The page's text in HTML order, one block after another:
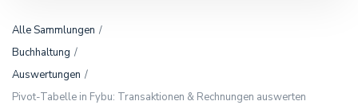
Alle Sammlungen
Buchhaltung
Auswertungen
Pivot-Tabelle in Fybu: Transaktionen & Rechnungen auswerten